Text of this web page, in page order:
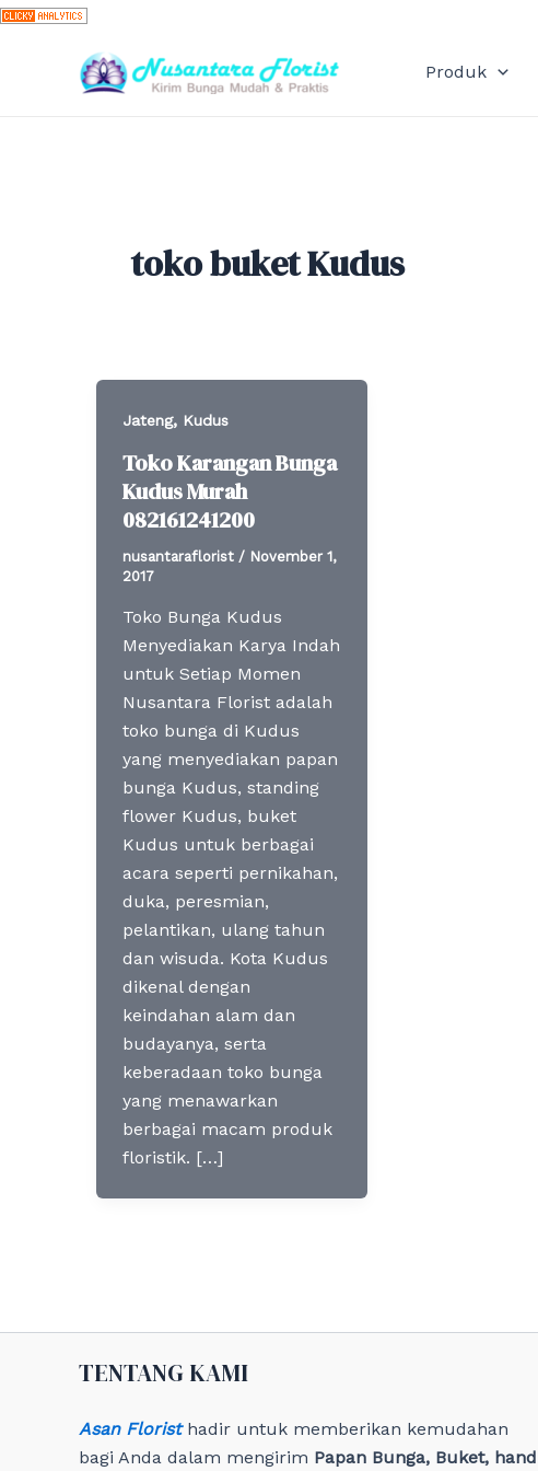
Skip
content
Produk
toko buket Kudus
Jateng, Kudus
Toko Karangan Bunga
Kudus Murah
082161241200
nusantaraflorist / November 1,
2017
Toko Bunga Kudus
Menyediakan Karya Indah
untuk Setiap Momen
Nusantara Florist adalah
toko bunga di Kudus
yang menyediakan papan
bunga Kudus, standing
flower Kudus, buket
Kudus untuk berbagai
acara seperti pernikahan,
duka, peresmian,
pelantikan, ulang tahun
dan wisuda. Kota Kudus
dikenal dengan
keindahan alam dan
budayanya, serta
keberadaan toko bunga
yang menawarkan
berbagai macam produk
floristik. […]
TENTANG KAMI
Asan Floristhadir untuk memberikan kemudahan
bagi Anda dalam mengirim Papan Bunga, Buket, hand